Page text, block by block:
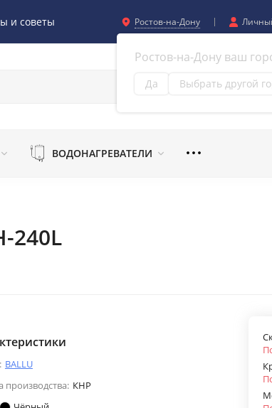
и советы Ростов-на-Дону
Ростов-на-Дону ваш
Да Выбрать другой
ВОДОНАГРЕВАТЕЛИ
240L
BALLU
производства: КНР